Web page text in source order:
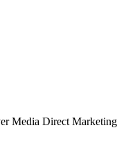
Media Direct Marketing